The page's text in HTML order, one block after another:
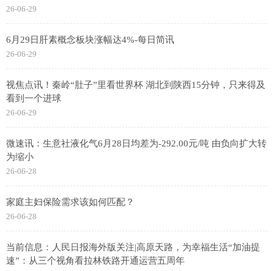
26-06-29
6月29日肝素概念板块涨幅达4%-每日简讯
26-06-29
视焦点讯！秦岭“肚子”里看世界杯 湖北到陕西15分钟，只来得及
看到一个进球
26-06-29
微速讯：生意社液化气6月28日均差为-292.00元/吨 由负向扩大转
为缩小
26-06-28
家庭主妇保险需求该如何匹配？
26-06-28
当前信息：人民日报海外版关注|高原天路，为幸福生活“加油提
速”：从三个视角看拉林铁路开通运营五周年